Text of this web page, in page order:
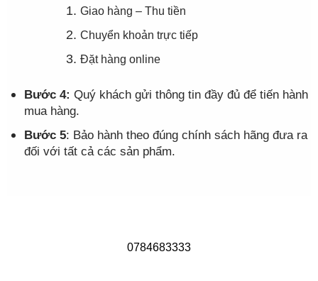
Giao hàng – Thu tiền
Chuyển khoản trực tiếp
Đặt hàng online
Bước 4: Quý khách gửi thông tin đầy đủ để tiến hành
mua hàng.
Bước 5: Bảo hành theo đúng chính sách hãng đưa ra
đối với tất cả các sản phẩm.
0784683333